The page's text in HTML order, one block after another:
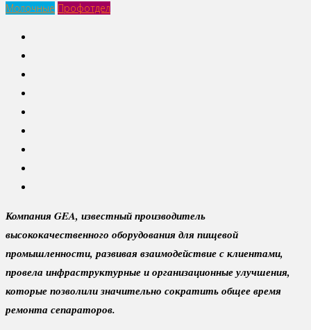
Молочные Профотдел
КомпанияGEA, известный производитель
высококачественного оборудования для пищевой
промышленности, развивая взаимодействие с клиентами,
провела инфраструктурные и организационные улучшения,
которые позволили значительно сократить общее время
ремонта сепараторов.